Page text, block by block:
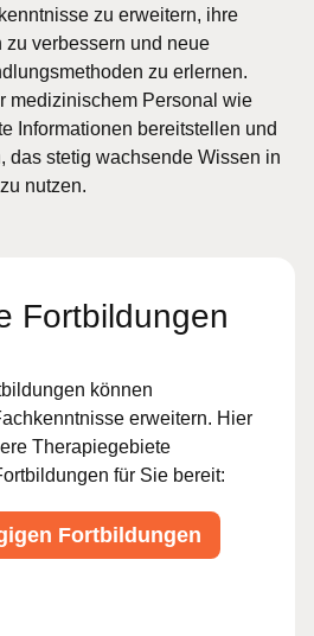
zu erweitern, ihre
verbessern und neue
zu erlernen.
medizinischem Personal wie
Informationen bereitstellen und
das stetig wachsende Wissen in
nutzen.
Fortbildungen
können
erweitern. Hier
Therapiegebiete
für Sie bereit:
Fortbildungen